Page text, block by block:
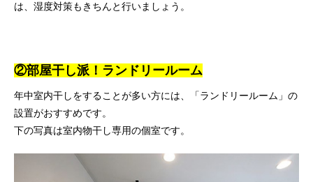
は、湿度対策もきちんと行いましょう。
②部屋干し派！ランドリールーム
年中室内干しをすることが多い方には、「ランドリールーム」の
設置がおすすめです。
下の写真は室内物干し専用の個室です。